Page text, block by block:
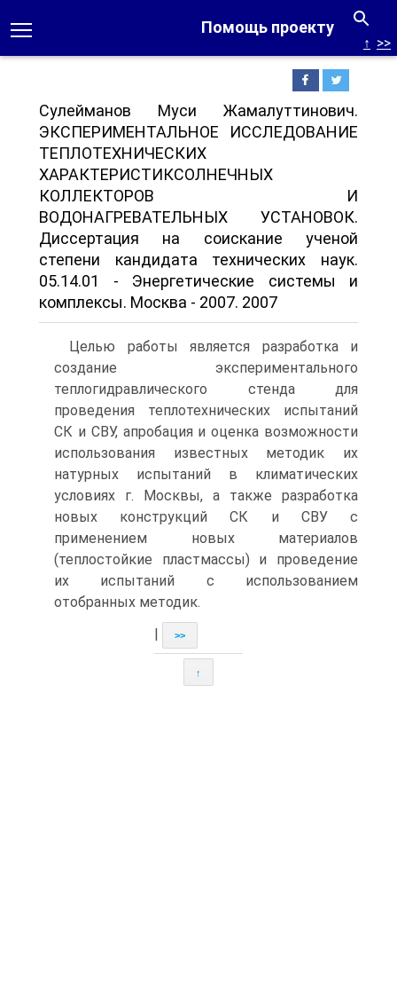
Помощь проекту
↑ >>
Сулейманов Муси Жамалуттинович.
ЭКСПЕРИМЕНТАЛЬНОЕ ИССЛЕДОВАНИЕ
ТЕПЛОТЕХНИЧЕСКИХ
ХАРАКТЕРИСТИКСОЛНЕЧНЫХ
КОЛЛЕКТОРОВ И
ВОДОНАГРЕВАТЕЛЬНЫХ УСТАНОВОК.
Диссертация на соискание ученой
степени кандидата технических наук.
05.14.01 - Энергетические системы и
комплексы. Москва - 2007. 2007
Целью работы является разработка и
создание экспериментального
теплогидравлического стенда для
проведения теплотехнических испытаний
СК и СВУ, апробация и оценка возможности
использования известных методик их
натурных испытаний в климатических
условиях г. Москвы, а также разработка
новых конструкций СК и СВУ с
применением новых материалов
(теплостойкие пластмассы) и проведение
их испытаний с использованием
отобранных методик.
>>
↑